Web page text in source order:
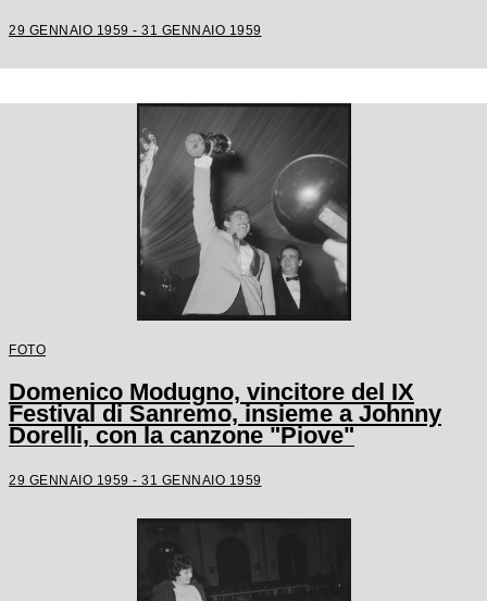
29 GENNAIO 1959 - 31 GENNAIO 1959
FOTO
Domenico Modugno, vincitore del IX
Festival di Sanremo, insieme a Johnny
Dorelli, con la canzone "Piove"
29 GENNAIO 1959 - 31 GENNAIO 1959